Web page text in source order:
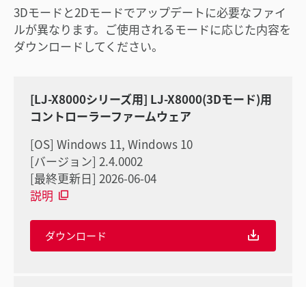
3Dモードと2Dモードでアップデートに必要なファイ
ルが異なります。ご使用されるモードに応じた内容を
ダウンロードしてください。
[LJ-X8000シリーズ用] LJ-X8000(3Dモード)用
コントローラーファームウェア
[OS] Windows 11, Windows 10
[バージョン] 2.4.0002
[最終更新日] 2026-06-04
説明
ダウンロード